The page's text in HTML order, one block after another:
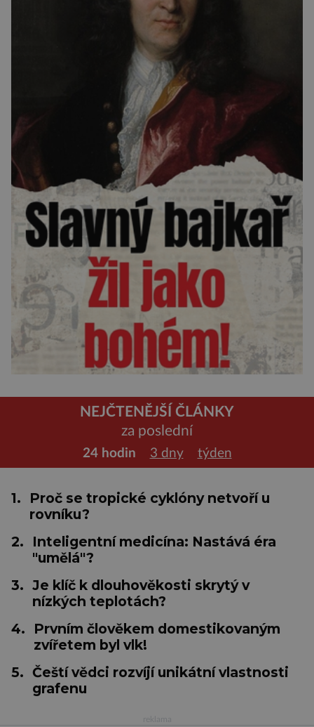
NEJČTENĚJŠÍ ČLÁNKY
za poslední
24 hodin 3 dny týden
1.
Proč se tropické cyklóny netvoří u
rovníku?
2.
Inteligentní medicína: Nastává éra
"umělá"?
3. Je klíč k dlouhověkosti skrytý v
nízkých teplotách?
4.
Prvním člověkem domestikovaným
zvířetem byl vlk!
5. Čeští vědci rozvíjí unikátní vlastnosti
grafenu